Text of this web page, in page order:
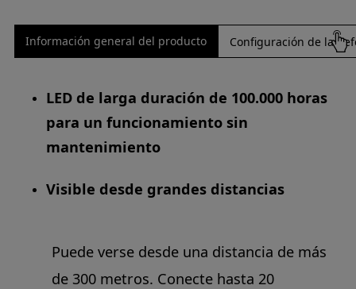
Información general del producto Configuración de la
LED de larga duración de 100.000 horas
para un funcionamiento sin
mantenimiento
Visible desde grandes distancias
Puede verse desde una distancia de más
de 300 metros. Conecte hasta 20